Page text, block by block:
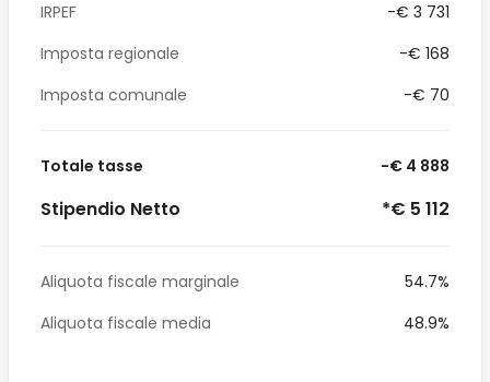
IRPEF
-€ 3 731
Imposta regionale
-€ 168
Imposta comunale
-€ 70
Totale tasse -€ 4 888
Stipendio Netto *€ 5 112
Aliquota fiscale marginale
54.7%
Aliquota fiscale media
48.9%